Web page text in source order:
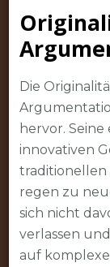
Die
hervor.
innovativen
traditionellen
regen zu
sich nicht
verlassen
auf komplexe